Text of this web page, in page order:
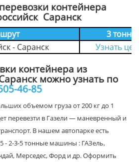
контейнера
Саранск
3 тонн
- Саранск
Узнать
контейнера из
можно узнать по
46-85
объемом груза от 200 кг до 1
перевезти в Газели — маневренный и
В нашем автопарке есть
- 2-3-5 тонные машины : ГАЗель,
Мерседес, Форд и др. Оформить